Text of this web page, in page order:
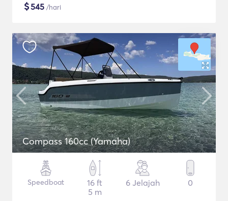
$545 /hari
Compass 160cc (Yamaha)
Speedboat
16 ft
5 m
6 Jelajah 0